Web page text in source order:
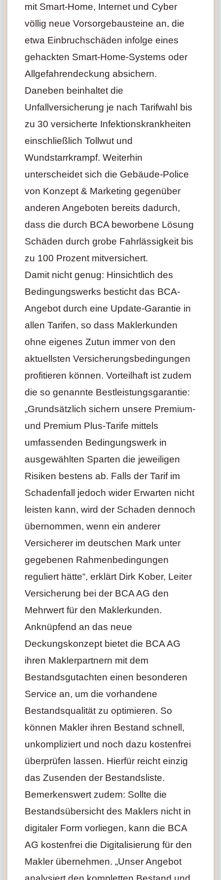
mit Smart-Home, Internet und Cyber
völlig neue Vorsorgebausteine an, die
etwa Einbruchschäden infolge eines
gehackten Smart-Home-Systems oder
Allgefahrendeckung absichern.
Daneben beinhaltet die
Unfallversicherung je nach Tarifwahl bis
zu 30 versicherte Infektionskrankheiten
einschließlich Tollwut und
Wundstarrkrampf. Weiterhin
unterscheidet sich die Gebäude-Police
von Konzept & Marketing gegenüber
anderen Angeboten bereits dadurch,
dass die durch BCA beworbene Lösung
Schäden durch grobe Fahrlässigkeit bis
zu 100 Prozent mitversichert.
Damit nicht genug: Hinsichtlich des
Bedingungswerks besticht das BCA-
Angebot durch eine Update-Garantie in
allen Tarifen, so dass Maklerkunden
ohne eigenes Zutun immer von den
aktuellsten Versicherungsbedingungen
profitieren können. Vorteilhaft ist zudem
die so genannte Bestleistungsgarantie:
„Grundsätzlich sichern unsere Premium-
und Premium Plus-Tarife mittels
umfassenden Bedingungswerk in
ausgewählten Sparten die jeweiligen
Risiken bestens ab. Falls der Tarif im
Schadenfall jedoch wider Erwarten nicht
leisten kann, wird der Schaden dennoch
übernommen, wenn ein anderer
Versicherer im deutschen Mark unter
gegebenen Rahmenbedingungen
reguliert hätte“, erklärt Dirk Kober, Leiter
Versicherung bei der BCA AG den
Mehrwert für den Maklerkunden.
Anknüpfend an das neue
Deckungskonzept bietet die BCA AG
ihren Maklerpartnern mit dem
Bestandsgutachten einen besonderen
Service an, um die vorhandene
Bestandsqualität zu optimieren. So
können Makler ihren Bestand schnell,
unkompliziert und noch dazu kostenfrei
überprüfen lassen. Hierfür reicht einzig
das Zusenden der Bestandsliste.
Bemerkenswert zudem: Sollte die
Bestandsübersicht des Maklers nicht in
digitaler Form vorliegen, kann die BCA
AG kostenfrei die Digitalisierung für den
Makler übernehmen. „Unser Angebot